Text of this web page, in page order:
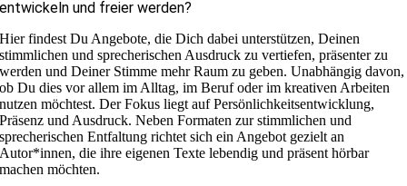
entwickeln und freier werden?
Hier findest Du Angebote, die Dich dabei unterstützen, Deinen
stimmlichen und sprecherischen Ausdruck zu vertiefen, präsenter zu
werden und Deiner Stimme mehr Raum zu geben. Unabhängig davon,
ob Du dies vor allem im Alltag, im Beruf oder im kreativen Arbeiten
nutzen möchtest. Der Fokus liegt auf Persönlichkeitsentwicklung,
Präsenz und Ausdruck. Neben Formaten zur stimmlichen und
sprecherischen Entfaltung richtet sich ein Angebot gezielt an
Autor*innen, die ihre eigenen Texte lebendig und präsent hörbar
machen möchten.